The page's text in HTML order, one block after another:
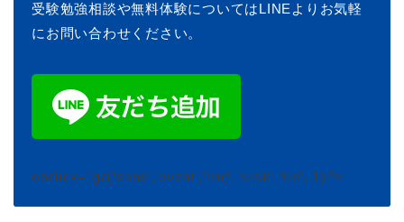
受験勉強相談や無料体験についてはLINEよりお気軽
にお問い合わせください。
onclick=”ga(‘send’,’event’,’line’,’click’,’file’, 1);”>